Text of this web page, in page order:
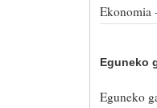
Ekonomia
Eguneko
Eguneko